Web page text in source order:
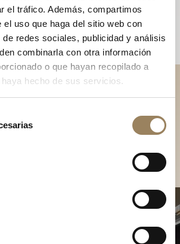
el tráfico. Además, compartimos
el uso que haga del sitio web con
redes sociales, publicidad y análisis
combinarla con otra información
o que hayan recopilado a
hecho de sus servicios.
nuestras
en boutique